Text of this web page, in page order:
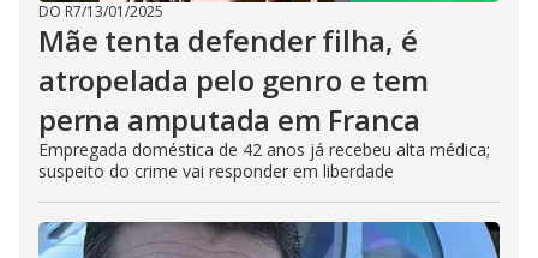
DO R7/13/01/2025
Mãe tenta defender filha, é
atropelada pelo genro e tem
perna amputada em Franca
Empregada doméstica de 42 anos já recebeu alta médica;
suspeito do crime vai responder em liberdade